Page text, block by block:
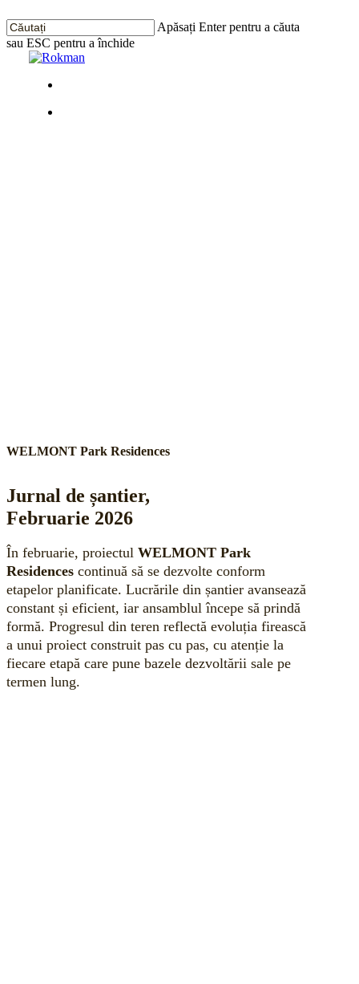
la
conținutul
principal
Apăsați Enter pentru a căuta
sau ESC pentru a închide
Închide
Meniu
WELMONT Park Residences
Jurnal de șantier,
Februarie 2026
În februarie, proiectul WELMONT Park
Residences continuă să se dezvolte conform
etapelor planificate. Lucrările din șantier avansează
constant și eficient, iar ansamblul începe să prindă
formă. Progresul din teren reflectă evoluția firească
a unui proiect construit pas cu pas, cu atenție la
fiecare etapă care pune bazele dezvoltării sale pe
termen lung.